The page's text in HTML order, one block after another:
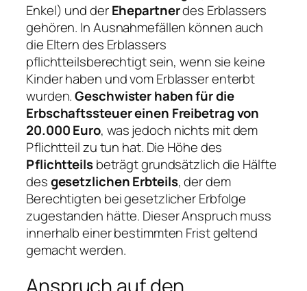
Enkel) und derEhepartnerdes Erblassers
gehören. In Ausnahmefällen können auch
die Eltern des Erblassers
pflichtteilsberechtigt sein, wenn sie keine
Kinder haben und vom Erblasser enterbt
wurden.Geschwister haben für die
Erbschaftssteuer einen Freibetrag von
20.000 Euro, was jedoch nichts mit dem
Pflichtteil zu tun hat. Die Höhe des
Pflichtteilsbeträgt grundsätzlich die Hälfte
desgesetzlichen Erbteils, der dem
Berechtigten bei gesetzlicher Erbfolge
zugestanden hätte. Dieser Anspruch muss
innerhalb einer bestimmten Frist geltend
gemacht werden.